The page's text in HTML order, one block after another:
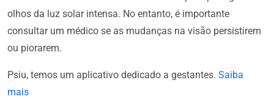
olhos da luz solar intensa. No entanto, é importante
consultar um médico se as mudanças na visão persistirem
ou piorarem.
Psiu, temos um aplicativo dedicado a gestantes. Saiba
mais